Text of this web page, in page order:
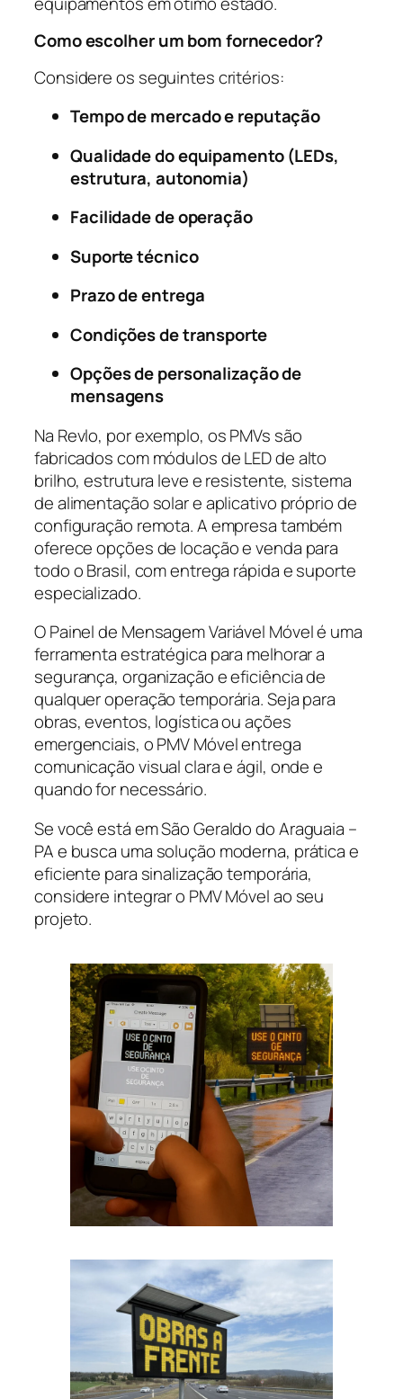
Como escolher um bom fornecedor?
Considere os seguintes critérios:
Tempo de mercado e reputação
Qualidade do equipamento (LEDs,
estrutura, autonomia)
Facilidade de operação
Suporte técnico
Prazo de entrega
Condições de transporte
Opções de personalização de
mensagens
Na Revlo, por exemplo, os PMVs são
fabricados com módulos de LED de alto
brilho, estrutura leve e resistente, sistema
de alimentação solar e aplicativo próprio de
configuração remota. A empresa também
oferece opções de locação e venda para
todo o Brasil, com entrega rápida e suporte
especializado.
O Painel de Mensagem Variável Móvel é uma
ferramenta estratégica para melhorar a
segurança, organização e eficiência de
qualquer operação temporária. Seja para
obras, eventos, logística ou ações
emergenciais, o PMV Móvel entrega
comunicação visual clara e ágil, onde e
quando for necessário.
Se você está em São Geraldo do Araguaia –
PA e busca uma solução moderna, prática e
eficiente para sinalização temporária,
considere integrar o PMV Móvel ao seu
projeto.